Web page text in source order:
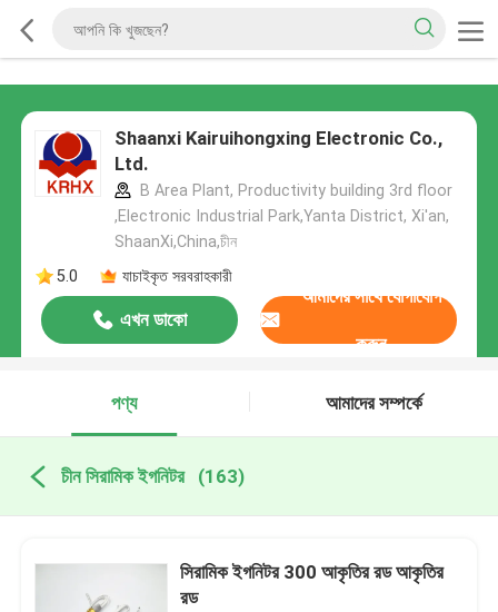
Shaanxi Kairuihongxing Electronic Co.,
Ltd.
B Area Plant, Productivity building 3rd floor
,Electronic Industrial Park,Yanta District, Xi'an,
ShaanXi,China,চীন
5.0
যাচাইকৃত সরবরাহকারী
এখন ডাকো
আমাদের সাথে যোগাযোগ
করুন
পণ্য আমাদের সম্পর্কে
চীন সিরামিক ইগনিটর (163)
সিরামিক ইগনিটর 300 আকৃতির রড আকৃতির
রড